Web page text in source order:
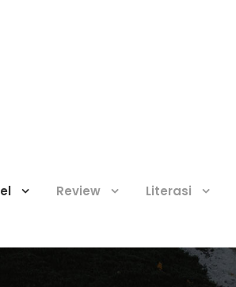
Review Literasi